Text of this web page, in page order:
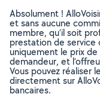
Absolument !
et sans aucune
membre, qu’il soit
prestation de service
uniquement le prix
demandeur, et
Vous pouvez réaliser
directement sur
bancaires.